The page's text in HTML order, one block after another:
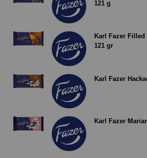
121 g
Karl Fazer
121 gr
Karl Fazer
Karl Fazer